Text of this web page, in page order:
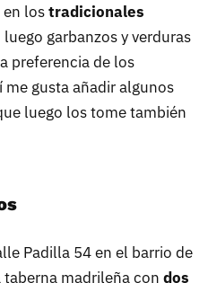
en lostradicionales
garbanzos y verduras
preferencia de los
gusta añadir algunos
luego los tome también
Padilla 54 en el barrio de
taberna madrileña con dos